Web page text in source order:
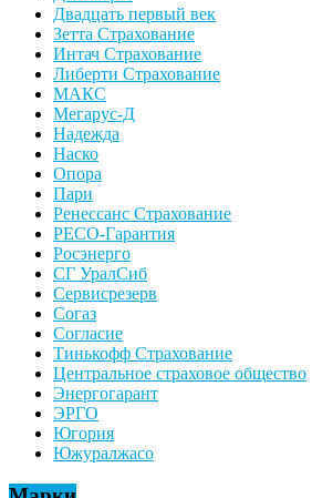
Двадцать первый век
Зетта Страхование
Интач Страхование
Либерти Страхование
МАКС
Мегарус-Д
Надежда
Наско
Опора
Пари
Ренессанс Страхование
РЕСО-Гарантия
Росэнерго
СГ УралСиб
Сервисрезерв
Согаз
Согласие
Тинькофф Страхование
Центральное страховое общество
Энергогарант
ЭРГО
Югория
Южуралжасо